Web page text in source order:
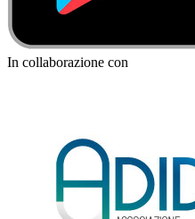
In collaborazione con